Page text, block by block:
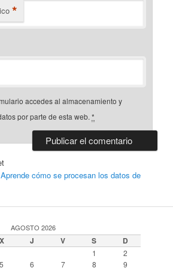
*
accedes al almacenamiento y
por parte de esta web.*
Aprende cómo se procesan los datos de
AGOSTO 2026
X J V S D
1 2
5 6 7 8 9